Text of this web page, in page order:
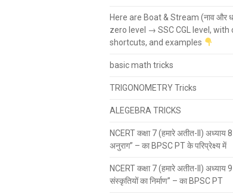
Here are Boat & Stream (नाव और
zero level → SSC CGL level, with
shortcuts, and examples
basic math tricks
TRIGONOMETRY Tricks
ALEGEBRA TRICKS
NCERT कक्षा 7 (हमारे अतीत-II) अध्याय
अनुराग” – का BPSC PT के परिप्रेक्ष्य में
NCERT कक्षा 7 (हमारे अतीत-II) अध्याय 9
संस्कृतियों का निर्माण” – का BPSC PT